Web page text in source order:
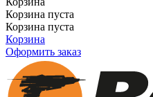
Корзина пуста
Корзина пуста
Корзина
Оформить заказ